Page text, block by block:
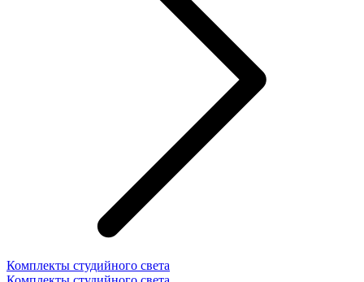
Комплекты студийного света